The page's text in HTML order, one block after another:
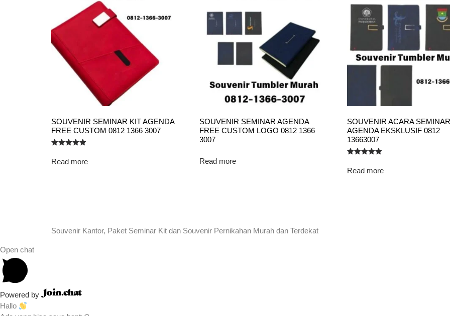
SOUVENIR SEMINAR KIT AGENDA
FREE CUSTOM 0812 1366 3007
5.00
out of 5
Read more
SOUVENIR SEMINAR AGENDA
FREE CUSTOM LOGO 0812 1366
3007
Read more
SOUVENIR ACARA
AGENDA EKSKLUSIF 0812
13663007
5.00
out of 5
Read more
Souvenir Kantor, Paket Seminar Kit dan Souvenir Pernikahan Murah dan Terdekat
Open chat
Powered by
Hallo